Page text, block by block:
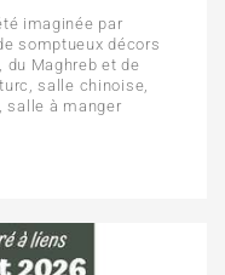
imaginée par
somptueux décors
du Maghreb et de
salle chinoise,
salle à manger